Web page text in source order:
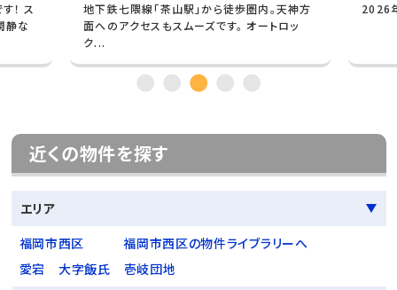
！ ス
静な
地下鉄七隈線「茶山駅」から徒歩圏内。天神方
面へのアクセスもスムーズです。 オートロッ
ク...
2026
近くの物件を探す
エリア
福岡市西区
福岡市西区の物件ライブラリーへ
愛宕
大字飯氏
壱岐団地